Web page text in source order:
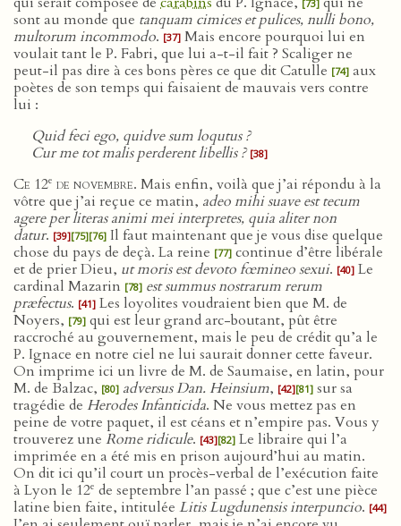
[73]
sont au monde que tanquam cimices et pulices, nulli bono,
multorum incommodo. [37] Mais encore pourquoi lui en
voulait tant le P. Fabri, que lui a-t-il fait ? Scaliger ne
peut-il pas dire à ces bons pères ce que dit Catulle [74] aux
poètes de son temps qui faisaient de mauvais vers contre
lui :
Quid feci ego, quidve sum loqutus ?
Cur me tot malis perderent libellis ? [38]
Ce 12e de novembre. Mais enfin, voilà que j’ai répondu à la
vôtre que j’ai reçue ce matin, adeo mihi suave est tecum
agere per literas animi mei interpretes, quia aliter non
datur. [39][75][76] Il faut maintenant que je vous dise quelque
chose du pays de deçà. La reine [77] continue d’être libérale
et de prier Dieu, ut moris est devoto fœmineo sexui. [40] Le
cardinal Mazarin [78] est summus nostrarum rerum
præfectus. [41] Les loyolites voudraient bien que M. de
Noyers, [79] qui est leur grand arc-boutant, pût être
raccroché au gouvernement, mais le peu de crédit qu’a le
P. Ignace en notre ciel ne lui saurait donner cette faveur.
On imprime ici un livre de M. de Saumaise, en latin, pour
M. de Balzac, [80] adversus Dan. Heinsium, [42][81] sur sa
tragédie de Herodes Infanticida. Ne vous mettez pas en
peine de votre paquet, il est céans et n’empire pas. Vous y
trouverez une Rome ridicule. [43][82] Le libraire qui l’a
imprimée en a été mis en prison aujourd’hui au matin.
On dit ici qu’il court un procès-verbal de l’exécution faite
à Lyon le 12e de septembre l’an passé ; que c’est une pièce
latine bien faite, intitulée Litis Lugdunensis interpuncio. [44]